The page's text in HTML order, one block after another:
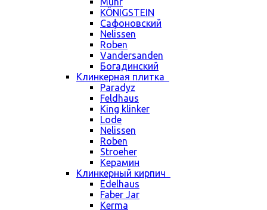
KÖNIGSTEIN
Сафоновский
Nelissen
Roben
Vandersanden
Богадинский
Клинкерная плитка
Paradyz
Feldhaus
King klinker
Lode
Nelissen
Roben
Stroeher
Керамин
Клинкерный кирпич
Edelhaus
Faber Jar
Kerma